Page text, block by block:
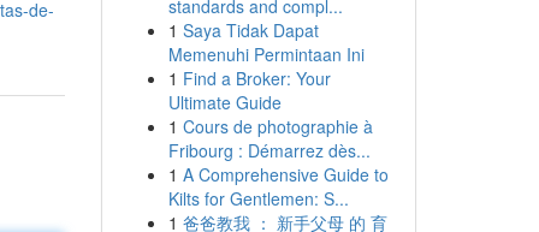
de-
standards and compl...
1 Saya Tidak Dapat
Memenuhi Permintaan Ini
1 Find a Broker: Your
Ultimate Guide
1 Cours de photographie à
Fribourg : Démarrez dès...
1 A Comprehensive Guide to
Kilts for Gentlemen: S...
1 爸爸教我 ： 新手父母 的 育